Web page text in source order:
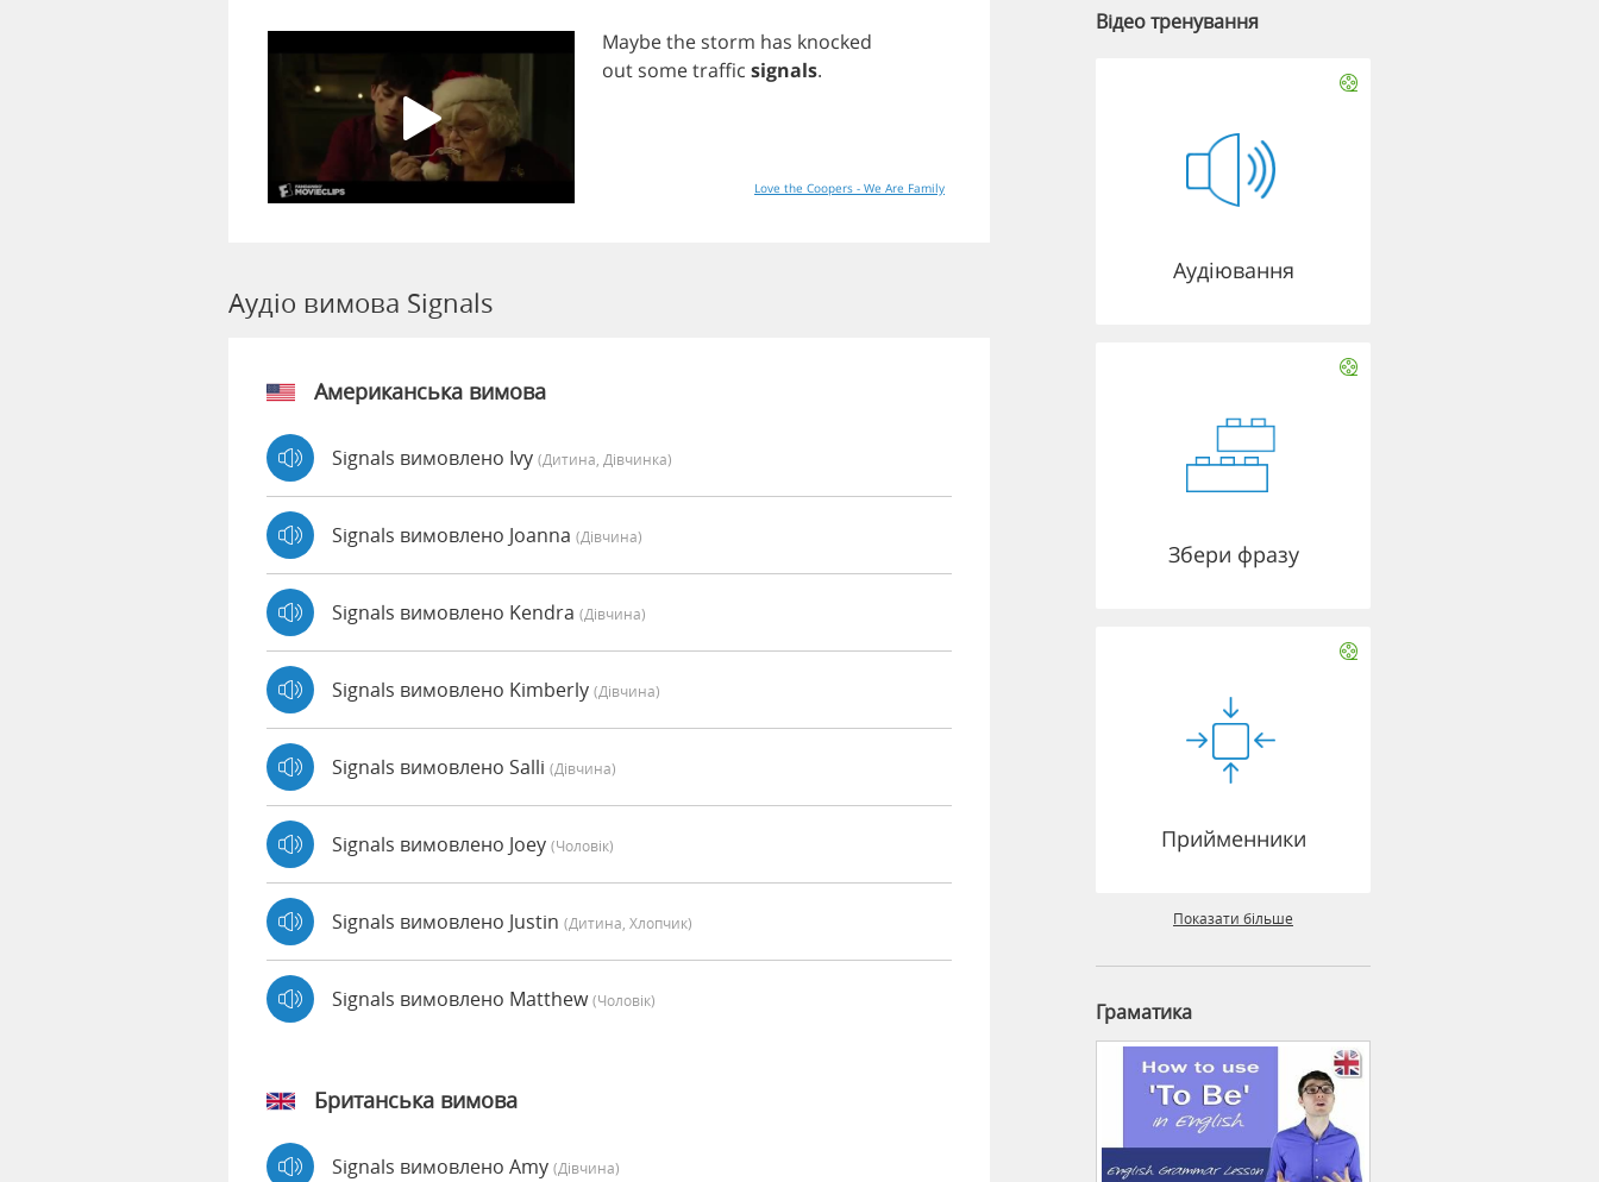
Maybethe storm has knocked
out sometraffic signals.
Love the Coopers - We Are Family
Аудіо вимова Signals
Американська вимова
Signals вимовлено Ivy (дитина, Дівчинка)
Signals вимовлено Joanna (дівчина)
Signals вимовлено Kendra (дівчина)
Signals вимовлено Kimberly (дівчина)
Signals вимовлено Salli (дівчина)
Signals вимовлено Joey (чоловік)
Signals вимовлено Justin (дитина, Хлопчик)
Signals вимовлено Matthew(чоловік)
Британська вимова
Signals вимовлено Amy (дівчина)
Відео тренування
Аудіювання
Збери фразу
Прийменники
Показати більше
Граматика